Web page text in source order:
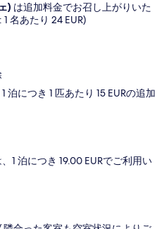
) は追加料金でお召し上がりいた
名あたり 24 EUR)
泊につき 1 匹あたり 15 EURの追加
1 泊につき 19.00 EURでご利用い